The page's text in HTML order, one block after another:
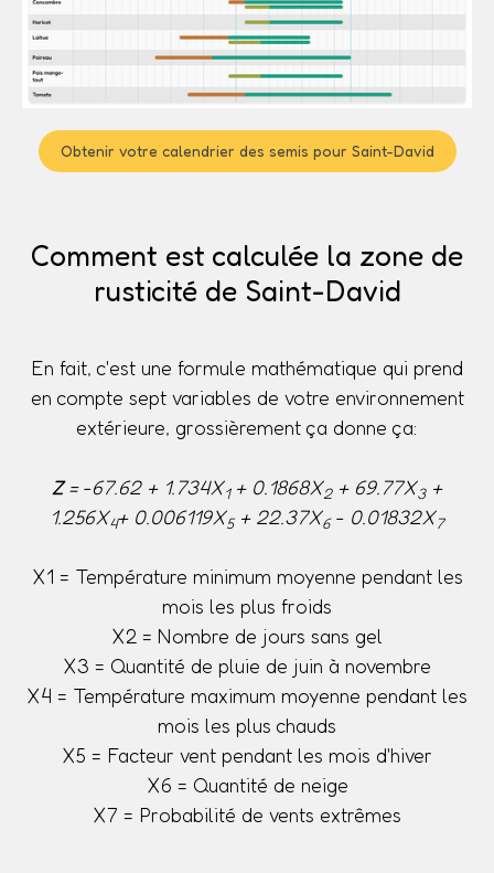
Obtenir votre calendrier des semis pour Saint-David
Comment est calculée la zone de
rusticité de Saint-David
En fait, c'est une formule mathématique qui prend
en compte sept variables de votre environnement
extérieure, grossièrement ça donne ça:
Z= -67.62 + 1.734X1+ 0.1868X2+ 69.77X3+
1.256X4+ 0.006119X5+ 22.37X6- 0.01832X7
X1 = Température minimum moyenne pendant les
mois les plus froids
X2 = Nombre de jours sans gel
X3 = Quantité de pluie de juin à novembre
X4 = Température maximum moyenne pendant les
mois les plus chauds
X5 = Facteur vent pendant les mois d'hiver
X6 = Quantité de neige
X7 = Probabilité de vents extrêmes